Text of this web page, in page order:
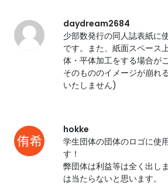
daydream2684
少部数発行の同人誌表紙に
です。また、紙面スペース
体・平体加工をする場合が
そのもののイメージが崩れ
いたしません)
hokke
学生団体の団体のロゴに使
す！
弊団体は利益等は全く出し
は当たらないと思います。